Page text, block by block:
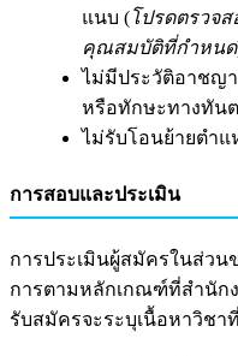
แนบ (โปรดตรวจส
คุณสมบัติที่กำหนด
ไม่มีประวัติอาชญ
หรือทักษะทางทัน
ไม่รับโอนย้ายตำ
การสอบและประเมิน
การประเมินผู้สมัครในส่วน
การตามหลักเกณฑ์ที่สำนัก
รับสมัครจะระบุเนื้อหาวิชา